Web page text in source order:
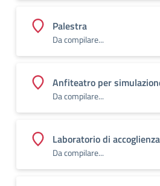
Palestra
Da compilare...
Anfiteatro per
Da compilare...
Laboratorio di
Da compilare...